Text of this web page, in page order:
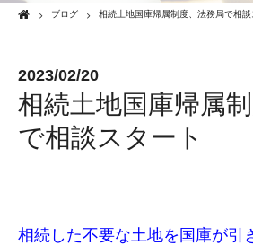
ブログ 相続土地国庫帰属制度、法務局で相談
2023/02/20
相続土地国庫帰属
で相談スタート
相続した不要な土地を国庫が引